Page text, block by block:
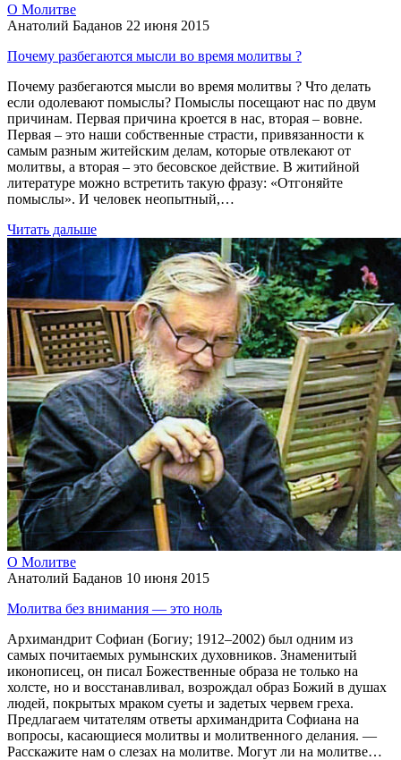
О Молитве
Анатолий Баданов 22 июня 2015
Почему разбегаются мысли во время молитвы ?
Почему разбегаются мысли во время молитвы ? Что делать
если одолевают помыслы? Помыслы посещают нас по двум
причинам. Первая причина кроется в нас, вторая – вовне.
Первая – это наши собственные страсти, привязанности к
самым разным житейским делам, которые отвлекают от
молитвы, а вторая – это бесовское действие. В житийной
литературе можно встретить такую фразу: «Отгоняйте
помыслы». И человек неопытный,…
Читать дальше
О Молитве
Анатолий Баданов 10 июня 2015
Молитва без внимания — это ноль
Архимандрит Софиан (Богиу; 1912–2002) был одним из
самых почитаемых румынских духовников. Знаменитый
иконописец, он писал Божественные образа не только на
холсте, но и восстанавливал, возрождал образ Божий в душах
людей, покрытых мраком суеты и задетых червем греха.
Предлагаем читателям ответы архимандрита Софиана на
вопросы, касающиеся молитвы и молитвенного делания. —
Расскажите нам о слезах на молитве. Могут ли на молитве…